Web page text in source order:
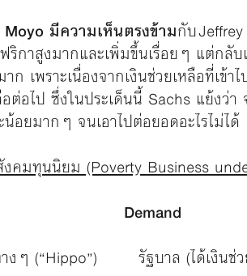
มีความเห็นตรงข้ามกับ
กาสูงมากและเพิ่มขึ้นเรื่อยๆ แต่กลั
เพราะเนื่องจากเงินช่วยเหลือที่เข้
ต่อไป ซึ่งในประเด็นนี้ Sachs แย้งว่
อยมากๆ จนเอาไปต่อยอดอะไรไม่ได้
คมทุนนิยม (Poverty Business
งๆ (“Hippo”) รัฐบาล (ได้เงินช่ว